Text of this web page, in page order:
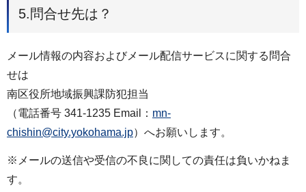
5.問合せ先は？
メール情報の内容およびメール配信サービスに関する問合
せは
南区役所地域振興課防犯担当
（電話番号 341-1235 Email： mn-
chishin@city.yokohama.jp）へお願いします。
※メールの送信や受信の不良に関しての責任は負いかねま
す。